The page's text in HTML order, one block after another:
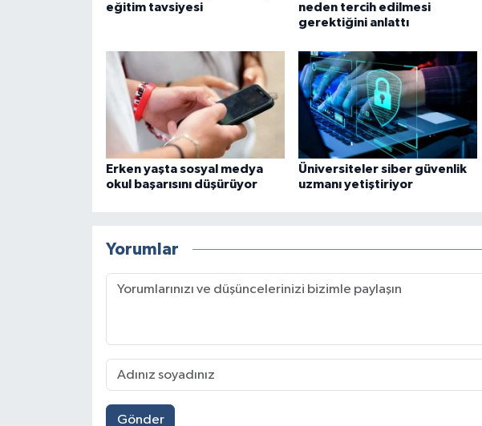
eğitim tavsiyesi
neden tercih edilmesi
gerektiğini anlattı
Erken yaşta sosyal medya
okul başarısını düşürüyor
Üniversiteler siber güvenlik
uzmanı yetiştiriyor
Yorumlar
Gönder